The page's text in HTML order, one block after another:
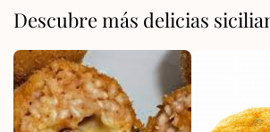
Descubre más delicias